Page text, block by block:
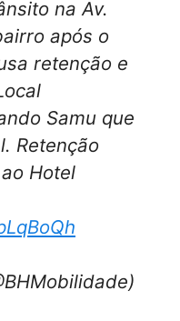
na Av.
após o
retenção e
Samu que
Retenção
Hotel